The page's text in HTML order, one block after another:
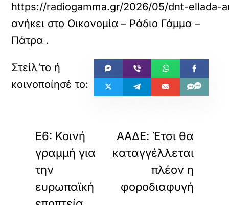
https://radiogamma.gr/2026/05/dnt-
ανήκει στο Οικονομία – Ράδιο Γάμμα –
Πάτρα .
E6: Κοινή
γραμμή για
την
ευρωπαϊκή
ΑΑΔΕ: Έτσι θα
καταγγέλλεται
πλέον η
φοροδιαφυγή